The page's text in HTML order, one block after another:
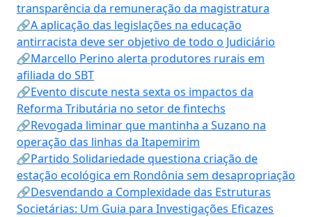
transparência da remuneração da magistratura
🔗A aplicação das legislações na educação
antirracista deve ser objetivo de todo o Judiciário
🔗Marcello Perino alerta produtores rurais em
afiliada do SBT
🔗Evento discute nesta sexta os impactos da
Reforma Tributária no setor de fintechs
🔗Revogada liminar que mantinha a Suzano na
operação das linhas da Itapemirim
🔗Partido Solidariedade questiona criação de
estação ecológica em Rondônia sem desapropriação
🔗Desvendando a Complexidade das Estruturas
Societárias: Um Guia para Investigações Eficazes